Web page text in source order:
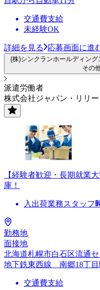
交通費支給
未経験OK
詳細を見る 応募画面に進
(株)シンクランホールディン
その
派遣労働者
株式会社ジャパン・リリー
【経験者歓迎・長期就業
庫！
入出荷業務スタッフ
勤務地
面接地
北海道札幌市白石区流通
地下鉄東西線 南郷18丁目
交通費支給